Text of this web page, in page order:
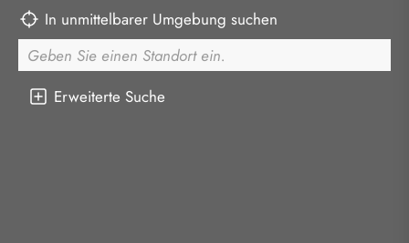
In unmittelbarer Umgebung suchen
Erweiterte Suche